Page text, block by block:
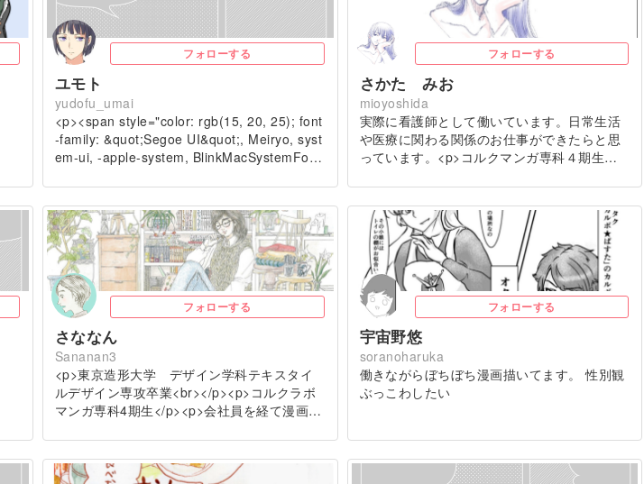
フォローする
ユモト
yudofu_umai
<p><span style="color: rgb(15, 20, 25); font
-family: &quot;Segoe UI&quot;, Meiryo, syst
em-ui, -apple-system, BlinkMacSystemFo…
フォローする
さかた みお
mioyoshida
実際に看護師として働いています。日常生活
や医療に関わる関係のお仕事ができたらと思
っています。<p>コルクマンガ専科４期生…
フォローする
さななん
Sananan3
<p>東京造形大学 デザイン学科テキスタイ
ルデザイン専攻卒業<br></p><p>コルクラボ
マンガ専科4期生</p><p>会社員を経て漫画…
フォローする
宇宙野悠
soranoharuka
働きながらぼちぼち漫画描いてます。 性別観
ぶっこわしたい